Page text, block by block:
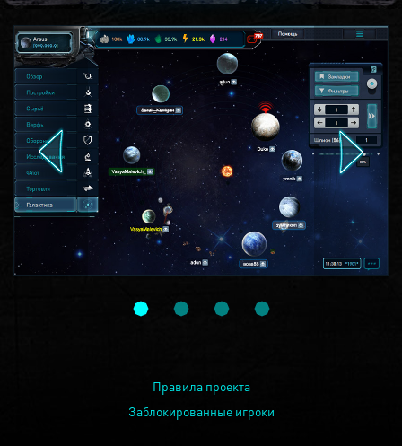
Правила проекта
Заблокированные игроки